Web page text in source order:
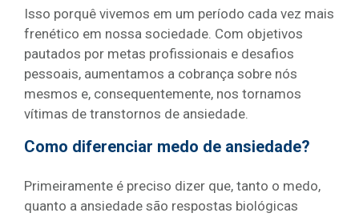
Isso porquê vivemos em um período cada vez mais
frenético em nossa sociedade. Com objetivos
pautados por metas profissionais e desafios
pessoais, aumentamos a cobrança sobre nós
mesmos e, consequentemente, nos tornamos
vítimas de transtornos de ansiedade.
Como diferenciar medo de ansiedade?
Primeiramente é preciso dizer que, tanto o medo,
quanto a ansiedade são respostas biológicas